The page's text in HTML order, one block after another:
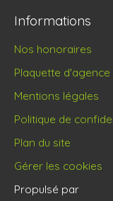
Informations
Nos honoraires
Plaquette d'agence
Mentions légales
Politique de
Plan du site
Gérer les cookies
Propulsé par